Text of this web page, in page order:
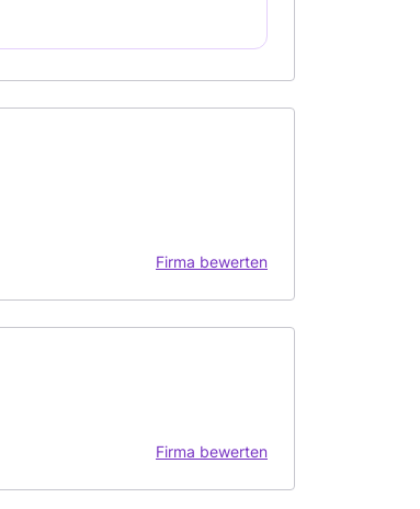
Firma bewerten
Firma bewerten